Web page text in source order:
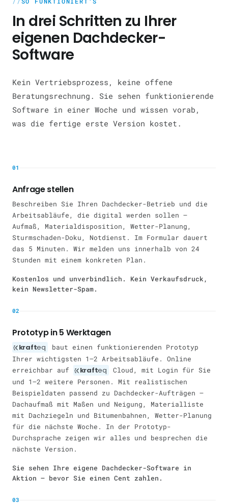
In drei Schritten zu Ihrer
eigenen Dachdecker-
Software
Kein Vertriebsprozess, keine offene
Beratungsrechnung. Sie sehen funktionierende
Software in einer Woche und wissen vorab,
was die fertige erste Version kostet.
01
Anfrage stellen
Beschreiben Sie Ihren Dachdecker-Betrieb und die
Arbeitsabläufe, die digital werden sollen —
Aufmaß, Materialdisposition, Wetter-Planung,
Sturmschaden-Doku, Notdienst. Im Formular dauert
das 5 Minuten. Wir melden uns innerhalb von 24
Stunden mit einem konkreten Plan.
Kostenlos und unverbindlich. Kein Verkaufsdruck,
kein Newsletter-Spam.
02
Prototyp in 5 Werktagen
krafteq
baut einen funktionierenden Prototyp
Ihrer wichtigsten 1–2 Arbeitsabläufe. Online
erreichbar auf
krafteq
Cloud, mit Login für Sie
und 1–2 weitere Personen. Mit realistischen
Beispieldaten passend zu Dachdecker-Aufträgen —
Dachaufmaß mit Maßen und Neigung, Materialliste
mit Dachziegeln und Bitumenbahnen, Wetter-Planung
für die nächste Woche. In der Prototyp-
Durchsprache zeigen wir alles und besprechen die
nächste Version.
Sie sehen Ihre eigene Dachdecker-Software in
Aktion — bevor Sie einen Cent zahlen.
03